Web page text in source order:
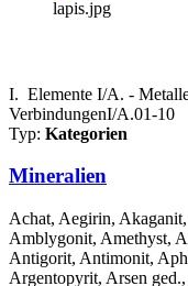
I. Elemente I/A. -
VerbindungenI/A.01-
Typ: Kategorien
Mineralien
Achat, Aegirin,
Amblygonit, Amethyst,
Antigorit, Antimonit,
Argentopyrit, Arsen